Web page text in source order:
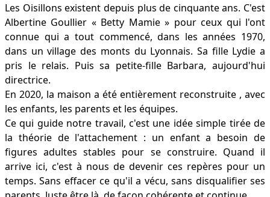
Les Oisillons existent depuis plus de cinquante ans. C'est
Albertine Goullier « Betty Mamie » pour ceux qui l'ont
connue qui a tout commencé, dans les années 1970,
dans un village des monts du Lyonnais. Sa fille Lydie a
pris le relais. Puis sa petite-fille Barbara, aujourd'hui
directrice.
En 2020, la maison a été entièrement reconstruite , avec
les enfants, les parents et les équipes.
Ce qui guide notre travail, c'est une idée simple tirée de
la théorie de l'attachement : un enfant a besoin de
figures adultes stables pour se construire. Quand il
arrive ici, c'est à nous de devenir ces repères pour un
temps. Sans effacer ce qu'il a vécu, sans disqualifier ses